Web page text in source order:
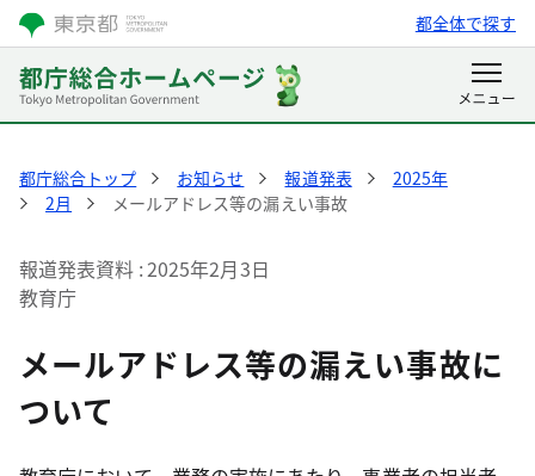
都全体で探す
都庁総合トップ お知らせ 報道発表
2025年
2月
メールアドレス等の漏えい事故
報道発表資料 2025年2月3日
教育庁
メールアドレス等の漏えい事故に
ついて